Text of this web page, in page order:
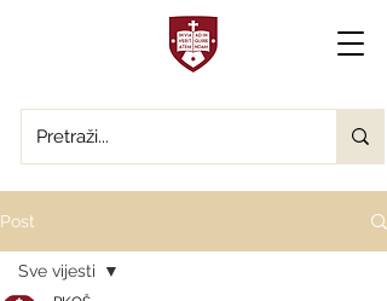
Post
Sve vijesti